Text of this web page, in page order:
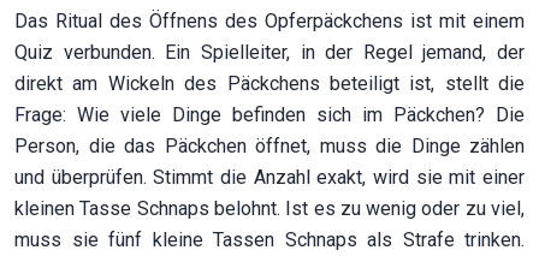
Das Ritual des Öffnens des Opferpäckchens ist mit einem
Quiz verbunden. Ein Spielleiter, in der Regel jemand, der
direkt am Wickeln des Päckchens beteiligt ist, stellt die
Frage: Wie viele Dinge befinden sich im Päckchen? Die
Person, die das Päckchen öffnet, muss die Dinge zählen
und überprüfen. Stimmt die Anzahl exakt, wird sie mit einer
kleinen Tasse Schnaps belohnt. Ist es zu wenig oder zu viel,
muss sie fünf kleine Tassen Schnaps als Strafe trinken.